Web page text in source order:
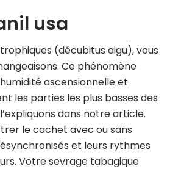
usa
(décubitus aigu), vous
Ce phénomène
ascensionnelle et
les parties les plus basses des
dans notre article.
le cachet avec ou sans
et leurs rythmes
Votre sevrage tabagique